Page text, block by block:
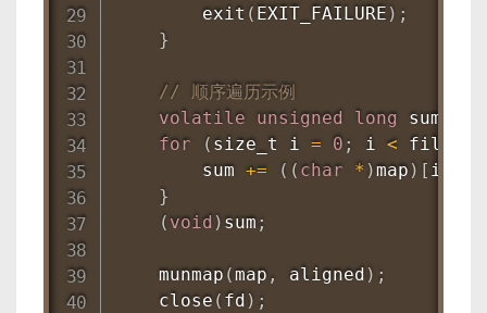
exit ( EXIT_FAILURE ) ;
}
// 顺序遍历示例
volatile
unsigned long sum
for
( size_t i = 0 ; i <
        sum
+= ( ( char * )map ) [ i
}
( void ) sum ;
munmap (map , aligned ) ;
close ( fd ) ;